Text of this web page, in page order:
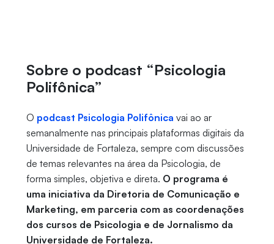
Sobre o podcast “Psicologia
Polifônica”
O podcast Psicologia Polifônica vai ao ar
semanalmente nas principais plataformas digitais da
Universidade de Fortaleza, sempre com discussões
de temas relevantes na área da Psicologia, de
forma simples, objetiva e direta. O programa é
uma iniciativa da Diretoria de Comunicação e
Marketing, em parceria com as coordenações
dos cursos de Psicologia e de Jornalismo da
Universidade de Fortaleza.